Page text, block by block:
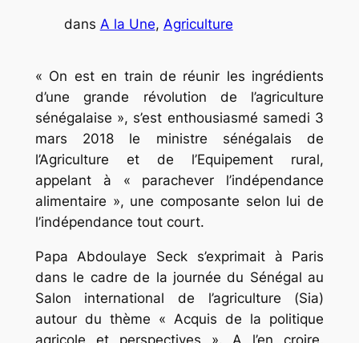
dans A la Une, Agriculture
« On est en train de réunir les ingrédients
d’une grande révolution de l’agriculture
sénégalaise », s’est enthousiasmé samedi 3
mars 2018 le ministre sénégalais de
l’Agriculture et de l’Equipement rural,
appelant à « parachever l’indépendance
alimentaire », une composante selon lui de
l’indépendance tout court.
Papa Abdoulaye Seck s’exprimait à Paris
dans le cadre de la journée du Sénégal au
Salon international de l’agriculture (Sia)
autour du thème « Acquis de la politique